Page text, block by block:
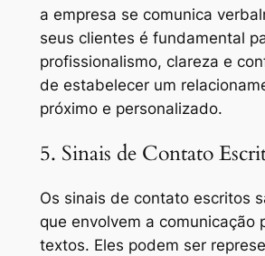
a empresa se comunica
seus clientes é fundamental
profissionalismo, clareza e
de estabelecer um
próximo e personalizado.
5. Sinais de Contato
Os sinais de contato escritos
que envolvem a comunicação
textos. Eles podem ser